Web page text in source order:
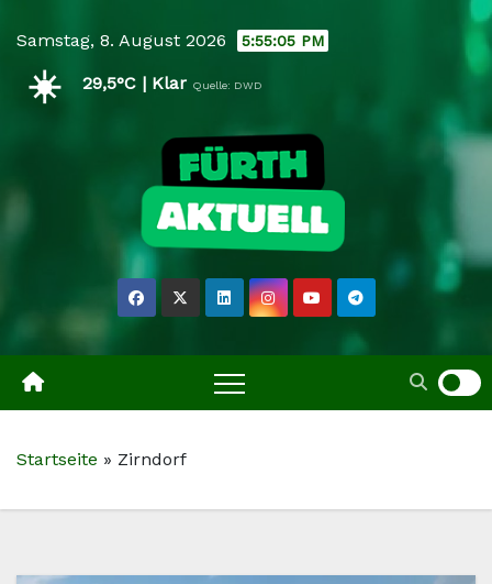
content
Samstag, 8. August 2026 5:55:07 PM
☀️ 29,5°C | Klar Quelle: DWD
Startseite » Zirndorf